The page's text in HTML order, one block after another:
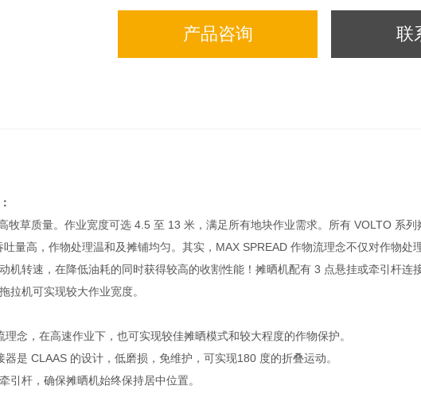
产品咨询 联
牧草质量。作业宽度可选 4.5 至 13 米，满足所有地块作业需求。所有 VOLTO 系
吐量高，作物处理温和及摊铺均匀。其实，MAX SPREAD 作物流理念不仅对作物
机转速，在降低油耗的同时获得较高的收割性能！摊晒机配有 3 点悬挂或牵引杆连
拉机可实现较大作业宽度。
理念，在高速作业下，也可实现较佳摊晒模式和较大程度的作物保护。
是 CLAAS 的设计，低磨损，免维护，可实现180 度的折叠运动。
引杆，确保摊晒机始终保持居中位置。